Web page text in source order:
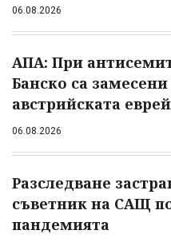
06.08.2026
АПА: При
Банско са
австрийската
06.08.2026
Разследване
съветник на САЩ
пандемията